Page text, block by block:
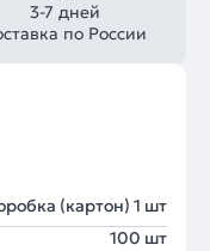
3-7 дней
по России
(картон) 1 шт
100 шт